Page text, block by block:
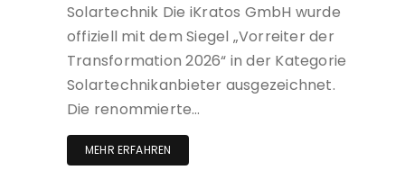
Solartechnik Die iKratos GmbH wurde
offiziell mit dem Siegel „Vorreiter der
Transformation 2026“ in der Kategorie
Solartechnikanbieter ausgezeichnet.
Die renommierte…
MEHR ERFAHREN